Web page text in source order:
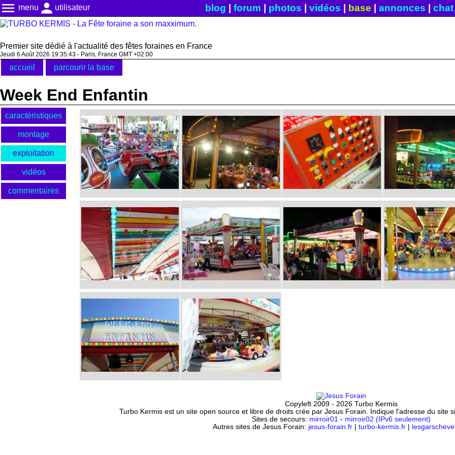
menu menu person utilisateur blog forum photos vidéos base annonces chat|
Premier site dédié à l'actualité des fêtes foraines en France
Jeudi 6 Août 2026 19:35:43 - Paris, France GMT +02:00
accueil parcourir la base
Week End Enfantin
caractéristiques
montage
exploitation
vidéos
commentaires
Copyleft 2009 - 2026 Turbo Kermis
Turbo Kermis est un site open source et libre de droits crée par Jesus Forain. Indique l'adresse du site
Sites de secours: mirroir01 - mirroir02 (IPv6 seulement)
Autres sites de Jesus Forain: jesus-forain.fr| turbo-kermis.fr|